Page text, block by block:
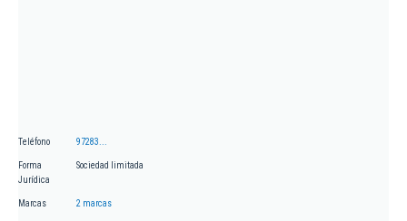
Teléfono 97283...
Forma
Jurídica
Sociedad limitada
Marcas 2 marcas